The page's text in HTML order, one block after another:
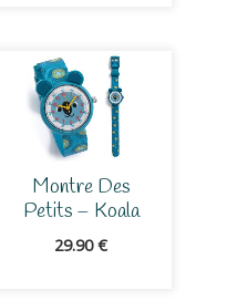
Montre Des
Petits – Koala
29.90€